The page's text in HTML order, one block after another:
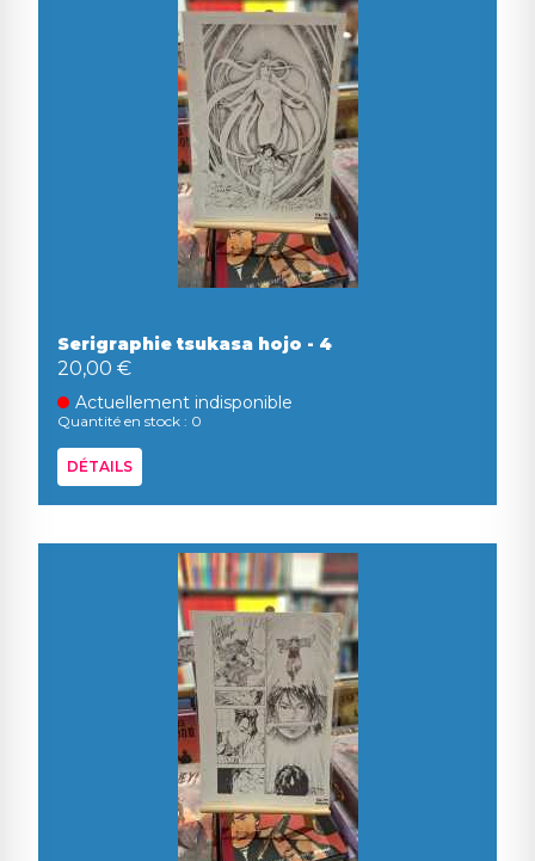
Serigraphie tsukasa hojo - 4
20,00 €
Actuellement indisponible
Quantité en stock : 0
DÉTAILS